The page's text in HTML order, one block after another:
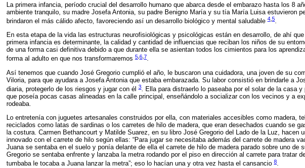
La primera infancia, período crucial del desarrollo humano que abarca desde el embarazo hasta los 8
ambiente tranquilo, su madre Josefa Antonia, su padre Benigno María y su tía María Luisa estuvieron
brindaron el más cálido afecto, favoreciendo así un desarrollo biológico y mental saludable 4 5.
En esta etapa de la vida las estructuras neurofisiológicas y psicológicas están en desarrollo, de ahí
primera infancia es determinante, la calidad y cantidad de influencias que reciban los niños de su
de una forma casi definitiva debido a que durante ella se asientan todos los cimientos para los
forma al adulto en que nos transformaremos 5 6 7.
Así tenemos que cuando José Gregorio cumplió el año, le buscaron una cuidadora, una joven de su
Viloria, para que ayudara a Josefa Antonia que estaba embarazada. Su labor consistió en brindarle a
diaria, protegerlo de los riesgos y jugar con él 3. Ella para distraerlo lo paseaba por el solar de la casa y
que poseía pocas casas alineadas en la calle principal, enseñándolo a socializar con los vecinos y a
rodeaba.
Lo entretenía con juguetes artesanales construidos por ella, con materiales accesibles como madera,
reciclados como latas de sardinas o los carretes de hilo de madera, que eran desechados cuando se
la costura. Carmen Bethancourt y Matilde Suarez, en su libro José Gregorio del Lado de la Luz, hacen
innovado con el carrete de hilo según ellas: “Para jugar se necesitaba además del carrete de madera
Juana se sentaba en el suelo y ponía delante de ella el carrete de hilo de madera parado sobre uno de
Gregorio se sentaba enfrente y lanzaba la metra rodando por el piso en dirección al carrete para tratar
tumbaba le tocaba a Juana lanzar la metra”; eso lo hacían una y otra vez hasta el cansancio 8.